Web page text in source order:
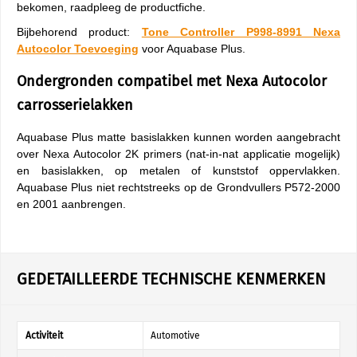
bekomen, raadpleeg de productfiche.
Bijbehorend product: Tone Controller P998-8991 Nexa
Autocolor Toevoeging voor Aquabase Plus.
Ondergronden compatibel met Nexa Autocolor
carrosserielakken
Aquabase Plus matte basislakken kunnen worden aangebracht
over Nexa Autocolor 2K primers (nat-in-nat applicatie mogelijk)
en basislakken, op metalen of kunststof oppervlakken.
Aquabase Plus niet rechtstreeks op de Grondvullers P572-2000
en 2001 aanbrengen.
GEDETAILLEERDE TECHNISCHE KENMERKEN
Activiteit Automotive